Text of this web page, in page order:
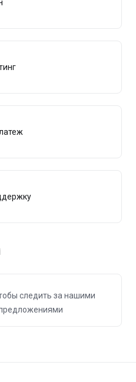
следить за нашими